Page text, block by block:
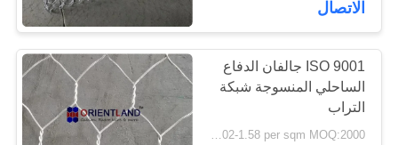
توسيع شبكة معدنية
15
الاتصال
ISO 9001 جالفان الدفاع
الساحلي المنسوجة شبكة
التراب
USD 1.02-1.58 per sqm MOQ:2000 متر مربع